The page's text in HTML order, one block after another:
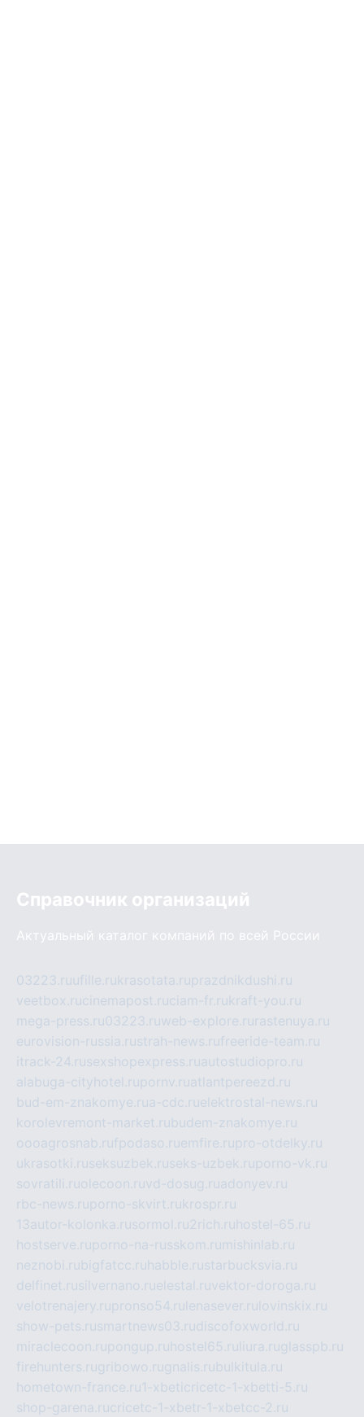
Справочник организаций
Актуальный каталог компаний по всей России
03223.ruufille.rukrasotata.ruprazdnikdushi.ru
veetbox.rucinemapost.ruciam-fr.rukraft-you.ru
mega-press.ru03223.ruweb-explore.ru rastenuya.ru
eurovision-russia.rustrah-news.rufreeride-team.ru
itrack-24.rusexshopexpress.ruautostudiopro.ru
alabuga-cityhotel.rupornv.ruatlantpereezd.ru
bud-em-znakomye.rua-cdc.ruelektrostal-news.ru
korolevremont-market.rubudem-znakomye.ru
oooagrosnab.rufpodaso.ruemfire.rupro-otdelky.ru
ukrasotki.ruseksuzbek.ruseks-uzbek.ruporno-vk.ru
sovratili.ruolecoon.ruvd-dosug.ruadonyev.ru
rbc-news.ruporno-skvirt.rukrospr.ru
13autor-kolonka.rusormol.ru2rich.ru hostel-65.ru
hostserve.ruporno-na-russkom.ru mishinlab.ru
neznobi.rubigfatcc.ru habble.rustarbucksvia.ru
delfinet.rusilvernano.ruelestal.ruvektor-doroga.ru
velotrenajery.rupronso54.ru lenasever.ru lovinskix.ru
show-pets.rusmartnews03.rudiscofoxworld.ru
miraclecoon.rupongup.ru hostel65.ru liura.ruglasspb.ru
firehunters.rugribowo.rugnalis.rubulkitula.ru
hometown-france.ru1-xbeticricetc-1-xbetti-5.ru
shop-garena.rucricetc-1-xbetr-1-xbetcc-2.ru